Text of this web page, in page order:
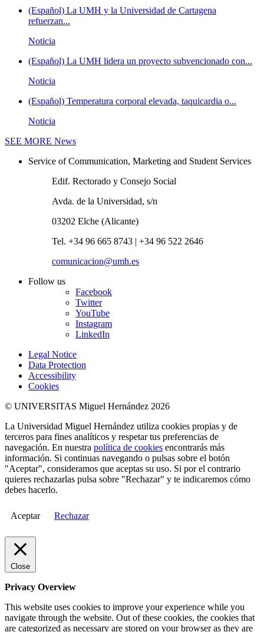
(Español) La UMH y la Universidad de Cartagena
refuerzan...
Noticia
(Español) La UMH lidera un proyecto subvencionado con...
Noticia
(Español) Temperatura corporal elevada, taquicardia o...
Noticia
SEE MORE News
Service of Communication, Marketing and Student Services
Edif. Rectorado y Consejo Social
Avda. de la Universidad, s/n
03202 Elche (Alicante)
Tel. +34 96 665 8743 | +34 96 522 2646
comunicacion@umh.es
Follow us
Facebook
Twitter
YouTube
Instagram
LinkedIn
Legal Notice
Data Protection
Accessibility
Cookies
© UNIVERSITAS Miguel Hernández 2026
La Universidad Miguel Hernández utiliza cookies propias y de
terceros para fines analíticos y respetar tus preferencias de
navegación. En nuestra política de cookies encontrarás más
información. Si continuas navegando o pulsas sobre el botón
"Aceptar", consideramos que aceptas su uso. Si por el contrario
quieres rechazarlas pulsa sobre "Rechazar" y te indicaremos cómo
debes hacerlo.
Aceptar Rechazar
Close
Privacy Overview
This website uses cookies to improve your experience while you
navigate through the website. Out of these cookies, the cookies that
are categorized as necessary are stored on your browser as they are